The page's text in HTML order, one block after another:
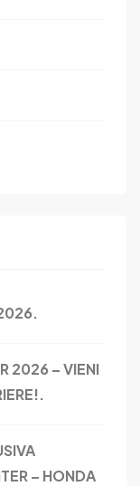
2026 – VIENI
– HONDA